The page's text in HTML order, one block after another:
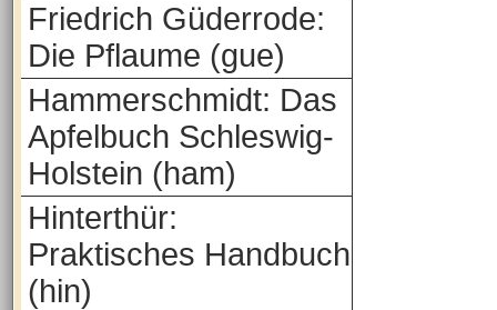
Friedrich Güderrode:
Die Pflaume (gue)
Hammerschmidt: Das
Apfelbuch Schleswig-
Holstein (ham)
Hinterthür:
Praktisches Handbuch
(hin)